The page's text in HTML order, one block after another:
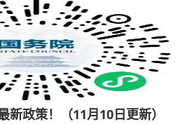
新政策！（11月10日更新）